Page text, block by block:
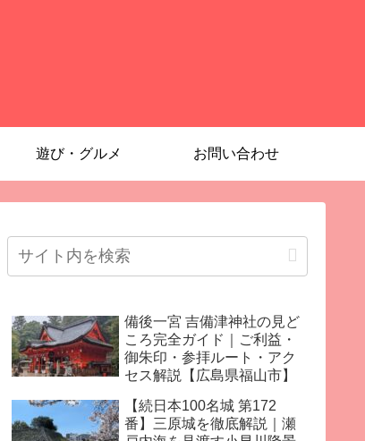
遊び・グルメ お問い合わせ
備後一宮 吉備津神社の見ど
ころ完全ガイド｜ご利益・
御朱印・参拝ルート・アク
セス解説【広島県福山市】
【続日本100名城 第172
番】三原城を徹底解説｜瀬